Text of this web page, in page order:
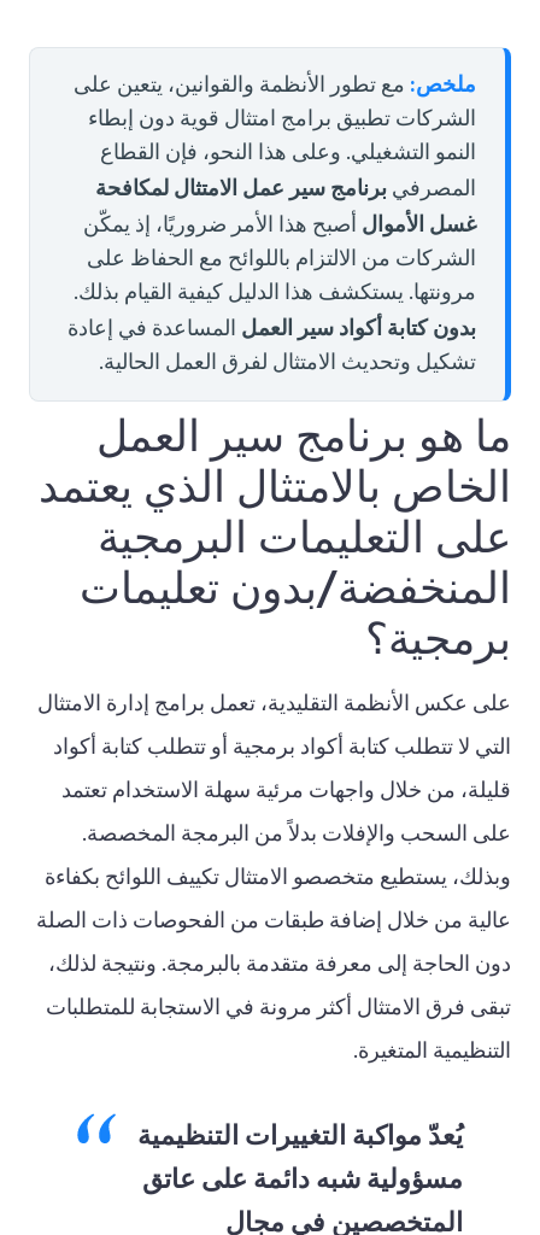
ملخص: مع تطور الأنظمة والقوانين، يتعين على
الشركات تطبيق برامج امتثال قوية دون إبطاء
النمو التشغيلي. وعلى هذا النحو، فإن القطاع
المصرفي برنامج سير عمل الامتثال لمكافحة
غسل الأموال أصبح هذا الأمر ضروريًا، إذ يمكّن
الشركات من الالتزام باللوائح مع الحفاظ على
مرونتها. يستكشف هذا الدليل كيفية القيام بذلك.
بدون كتابة أكواد سير العمل المساعدة في إعادة
تشكيل وتحديث الامتثال لفرق العمل الحالية.
ما هو برنامج سير العمل
الخاص بالامتثال الذي يعتمد
على التعليمات البرمجية
المنخفضة/بدون تعليمات
برمجية؟
على عكس الأنظمة التقليدية، تعمل برامج إدارة الامتثال
التي لا تتطلب كتابة أكواد برمجية أو تتطلب كتابة أكواد
قليلة، من خلال واجهات مرئية سهلة الاستخدام تعتمد
على السحب والإفلات بدلاً من البرمجة المخصصة.
وبذلك، يستطيع متخصصو الامتثال تكييف اللوائح بكفاءة
عالية من خلال إضافة طبقات من الفحوصات ذات الصلة
دون الحاجة إلى معرفة متقدمة بالبرمجة. ونتيجة لذلك،
تبقى فرق الامتثال أكثر مرونة في الاستجابة للمتطلبات
التنظيمية المتغيرة.
يُعدّ مواكبة التغييرات التنظيمية
مسؤولية شبه دائمة على عاتق
المتخصصين في مجال